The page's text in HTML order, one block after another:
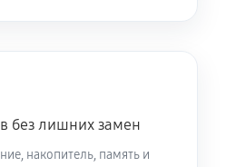
без лишних замен
накопитель, память и